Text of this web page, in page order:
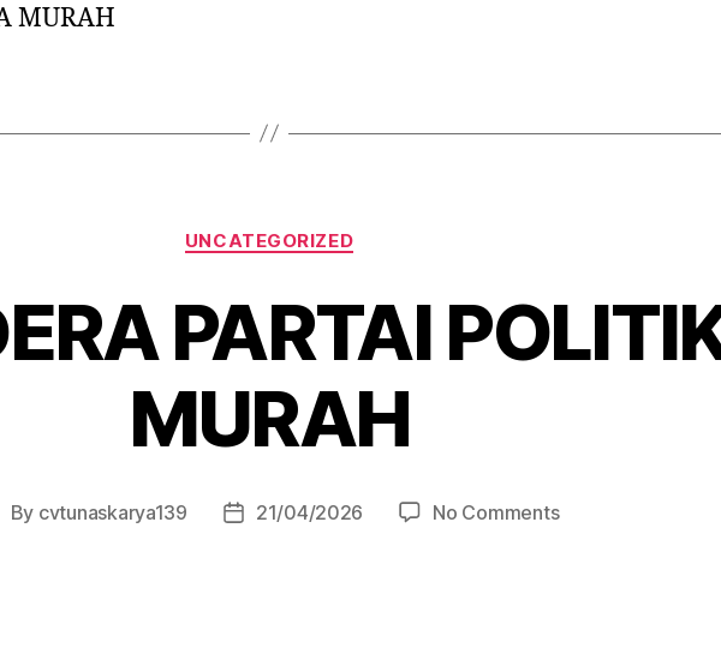
MURAH
UNCATEGORIZED
PARTAI
MURAH
By cvtunaskarya139 21/04/2026 No Comments